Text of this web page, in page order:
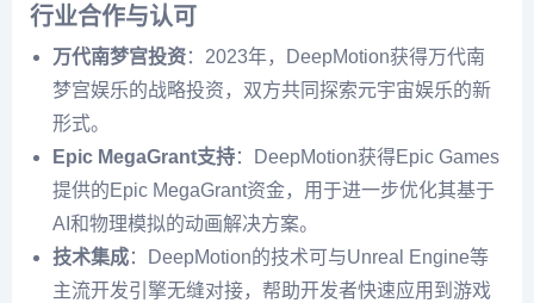
行业合作与认可
万代南梦宫投资：2023年，DeepMotion获得万代南
梦宫娱乐的战略投资，双方共同探索元宇宙娱乐的新
形式。
Epic MegaGrant支持：DeepMotion获得Epic Games
提供的Epic MegaGrant资金，用于进一步优化其基于
AI和物理模拟的动画解决方案。
技术集成：DeepMotion的技术可与Unreal Engine等
主流开发引擎无缝对接，帮助开发者快速应用到游戏